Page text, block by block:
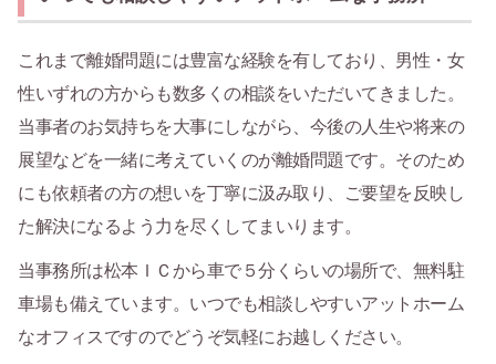
これまで離婚問題には豊富な経験を有しており、男性・女
性いずれの方からも数多くの相談をいただいてきました。
当事者のお気持ちを大事にしながら、今後の人生や将来の
展望などを一緒に考えていくのが離婚問題です。そのため
にも依頼者の方の想いを丁寧に汲み取り、ご要望を反映し
た解決になるよう力を尽くしてまいります。
当事務所は松本ＩＣから車で５分くらいの場所で、無料駐
車場も備えています。いつでも相談しやすいアットホーム
なオフィスですのでどうぞ気軽にお越しください。